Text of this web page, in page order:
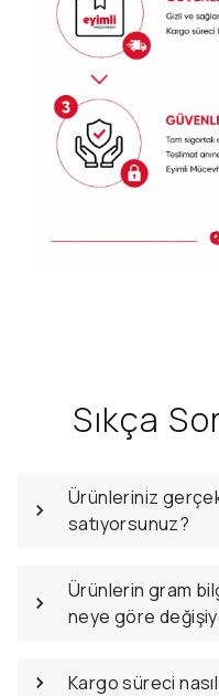
Sıkça
Ürünleriniz
satıyorsunuz?
Ürünlerin gram
neye göre
Kargo süreci